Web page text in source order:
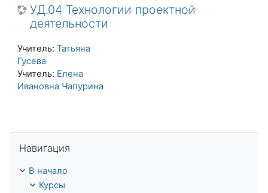
УД.04 Технологии проектной
деятельности
Учитель: Татьяна
Гусева
Учитель: Елена
Ивановна Чапурина
Навигация
В начало
Курсы